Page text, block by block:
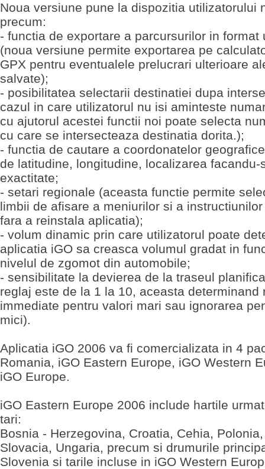
Noua versiune pune la dispozitia utilizatorului
precum:
- functia de exportare a parcursurilor in format
(noua versiune permite exportarea pe
GPX pentru eventualele prelucrari ulterioare
salvate);
- posibilitatea selectarii destinatiei dupa
cazul in care utilizatorul nu isi aminteste
cu ajutorul acestei functii noi poate selecta
cu care se intersecteaza destinatia dorita.);
- functia de cautare a coordonatelor
de latitudine, longitudine, localizarea facandu-
exactitate;
- setari regionale (aceasta functie permite
limbii de afisare a meniurilor si a
fara a reinstala aplicatia);
- volum dinamic prin care utilizatorul poate
aplicatia iGO sa creasca volumul gradat in
nivelul de zgomot din automobile;
- sensibilitate la devierea de la traseul
reglaj este de la 1 la 10, aceasta determinand
immediate pentru valori mari sau ignorarea
mici).
Aplicatia iGO 2006 va fi comercializata in 4
Romania, iGO Eastern Europe, iGO Western
iGO Europe.
iGO Eastern Europe 2006 include hartile
tari:
Bosnia - Herzegovina, Croatia, Cehia,
Slovacia, Ungaria, precum si drumurile
Slovenia si tarile incluse in iGO Western